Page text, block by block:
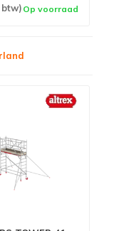
btw) Op voorraad